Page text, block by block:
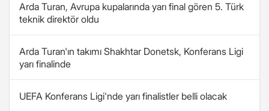
Arda Turan, Avrupa kupalarında yarı final gören 5. Türk
teknik direktör oldu
Arda Turan'ın takımı Shakhtar Donetsk, Konferans Ligi
yarı finalinde
UEFA Konferans Ligi'nde yarı finalistler belli olacak